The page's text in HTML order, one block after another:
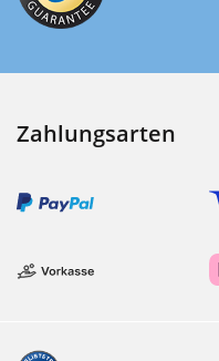
Zahlungsarten